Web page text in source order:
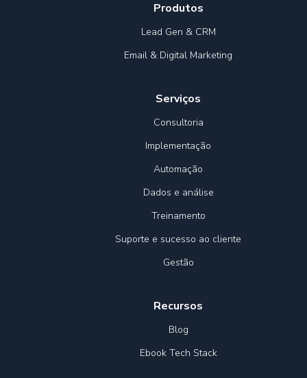
Produtos
Lead Gen & CRM
Email & Digital Marketing
Serviços
Consultoria
Implementação
Automação
Dados e análise
Treinamento
Suporte e sucesso ao cliente
Gestão
Recursos
Blog
Ebook Tech Stack